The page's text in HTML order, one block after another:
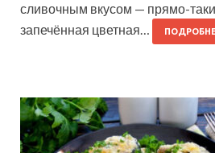
сливочным вкусом — прямо-таки
запечённая цветная…